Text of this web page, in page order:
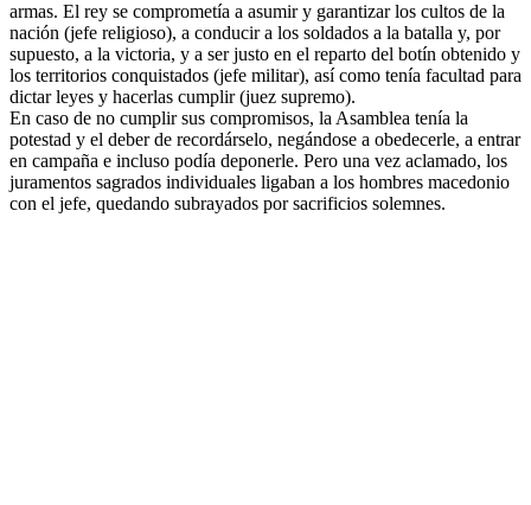
armas. El rey se comprometía a asumir y garantizar los cultos de la
nación (jefe religioso), a conducir a los soldados a la batalla y, por
supuesto, a la victoria, y a ser justo en el reparto del botín obtenido y
los territorios conquistados (jefe militar), así como tenía facultad para
dictar leyes y hacerlas cumplir (juez supremo).
En caso de no cumplir sus compromisos, la Asamblea tenía la
potestad y el deber de recordárselo, negándose a obedecerle, a entrar
en campaña e incluso podía deponerle. Pero una vez aclamado, los
juramentos sagrados individuales ligaban a los hombres macedonio
con el jefe, quedando subrayados por sacrificios solemnes.